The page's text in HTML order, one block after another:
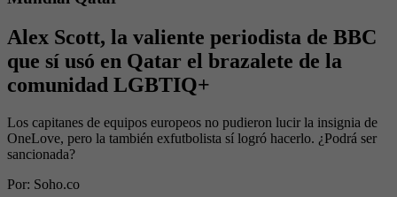
Alex Scott, la valiente periodista de BBC
que sí usó en Qatar el brazalete de la
comunidad LGBTIQ+
Los capitanes de equipos europeos no pudieron lucir la insignia de
OneLove, pero la también exfutbolista sí logró hacerlo. ¿Podrá ser
sancionada?
Por: Soho.co